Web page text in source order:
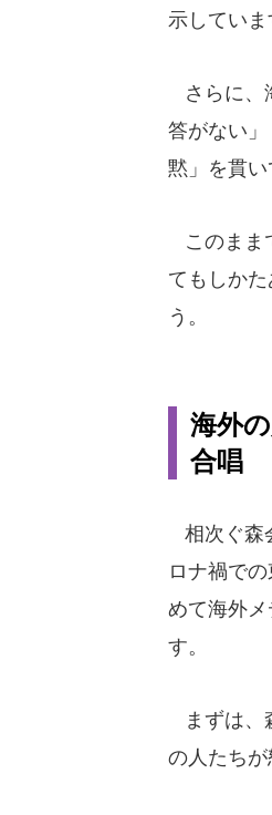
示していま
さらに、
答がない
黙」を貫い
このまま
てもしか
う。
海外
合唱
相次ぐ森
ロナ禍で
めて海外
す。
まずは、
の人たちが